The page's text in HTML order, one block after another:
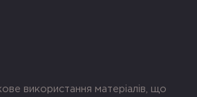
використання матеріалів, що